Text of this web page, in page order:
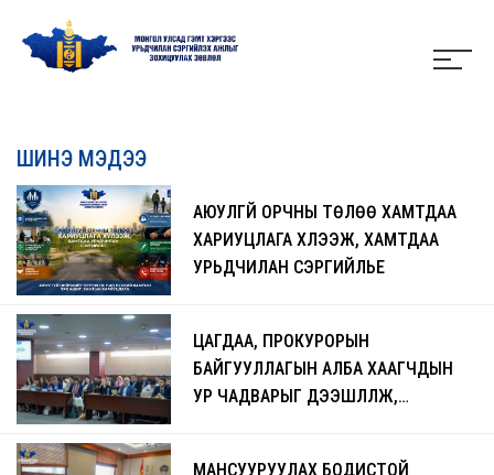
ШИНЭ МЭДЭЭ
АЮУЛГҮЙ ОРЧНЫ ТӨЛӨӨ ХАМТДАА
ХАРИУЦЛАГА ХҮЛЭЭЖ, ХАМТДАА
УРЬДЧИЛАН СЭРГИЙЛЬЕ
ЦАГДАА, ПРОКУРОРЫН
БАЙГУУЛЛАГЫН АЛБА ХААГЧДЫН
УР ЧАДВАРЫГ ДЭЭШЛҮҮЛЖ,
МАНСУУРУУЛАХ БОДИСТОЙ